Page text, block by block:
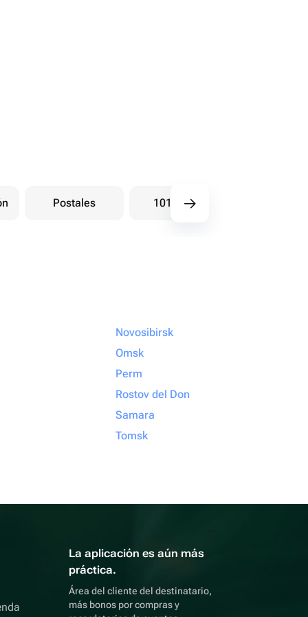
Postales 101 Rosas
Novosibirsk
Omsk
Perm
Rostov del Don
Samara
Tomsk
La aplicación es aún más
práctica.
Área del cliente del destinatario,
más bonos por compras y